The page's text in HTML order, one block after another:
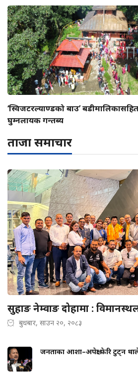
‘स्विजटरल्याण्डको बाउ’
घुम्नलायक गन्तब्य
ताजा समाचार
सुहाङ नेम्वाङ दोहामा :
बुधबार, साउन २०, २०८३
जनताका आशा–अपेक्षा फेरि टुट्न